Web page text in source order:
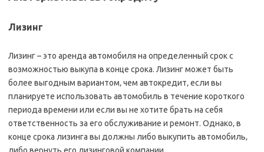
Лизинг
Лизинг – это аренда автомобиля на определенный срок с
возможностью выкупа в конце срока. Лизинг может быть
более выгодным вариантом‚ чем автокредит‚ если вы
планируете использовать автомобиль в течение короткого
периода времени или если вы не хотите брать на себя
ответственность за его обслуживание и ремонт. Однако‚ в
конце срока лизинга вы должны либо выкупить автомобиль‚